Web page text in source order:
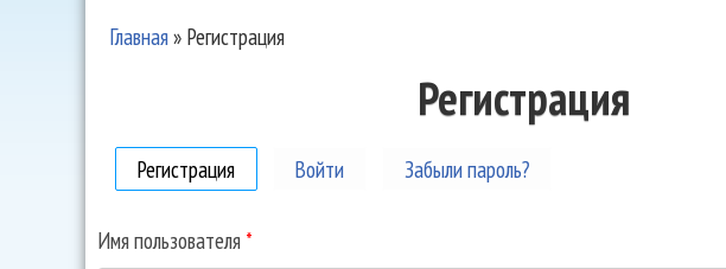
Главная» Регистрация
Регистрация
Регистрация (активная вкладка)
Войти Забыли пароль?
Имя пользователя *